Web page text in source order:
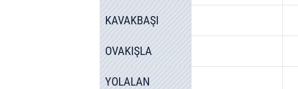
Çerezlere ilişkin tercihlerinizi aşağıda yer alan panel
butonuna tıklayabilir,Çerez Bilgilendirme Metnimizi
6698 sayılı Kişisel Verilerin Korunması Kanunu
mevzuata uygun olarak kullanılan çerezlerle ilgili bilgi
KAVAKBAŞI
OVAKIŞLA
YOLALAN